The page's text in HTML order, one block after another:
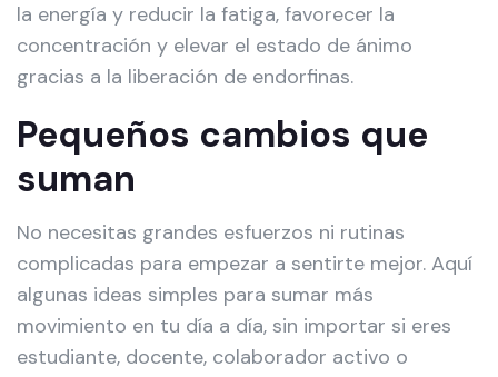
la energía y reducir la fatiga, favorecer la
concentración y elevar el estado de ánimo
gracias a la liberación de endorfinas.
Pequeños cambios que
suman
No necesitas grandes esfuerzos ni rutinas
complicadas para empezar a sentirte mejor. Aquí
algunas ideas simples para sumar más
movimiento en tu día a día, sin importar si eres
estudiante, docente, colaborador activo o